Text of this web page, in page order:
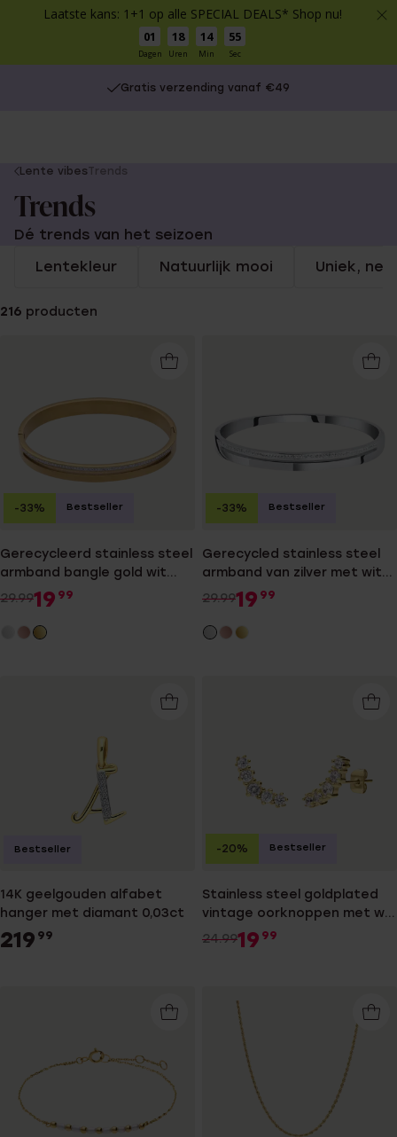
Laatste kans: 1+1 op alle SPECIAL DEALS* Shop nu!
01
Dagen
18
Uren
14
Min
54
Sec
Gratis verzending vanaf €49
You
are
here:
Lente vibesTrends
Trends
Dé trends van het seizoen
Lentekleur
Natuurlijk mooi Uniek, net
216 producten
Gerecycleerd stainless steel
armband bangle gold wit
kristal
29.9919 99
-33% Bestseller
Gerecycled stainless steel
armband van zilver met wit
kristal
29.9919 99
-33% Bestseller
14K geelgouden alfabet
hanger met diamant 0,03ct
219 99
Bestseller
Stainless steel goldplated
vintage oorknoppen met wit
zirkonia
24.9919 99
-20% Bestseller